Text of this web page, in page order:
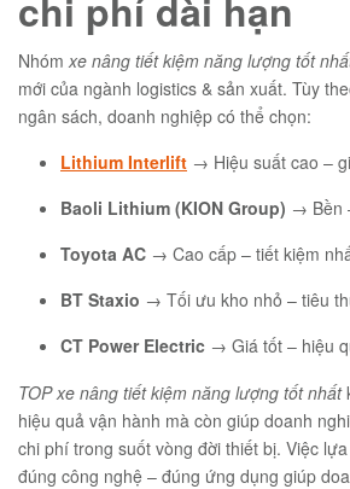
Nhóm xe nâng tiết kiệm năng lượng tốt
mới của ngành logistics & sản xuất. Tùy
ngân sách, doanh nghiệp có thể chọn:
Lithium Interlift → Hiệu suất cao –
Baoli Lithium (KION Group) → Bền
Toyota AC → Cao cấp – tiết kiệm
BT Staxio → Tối ưu kho nhỏ – tiêu
CT Power Electric → Giá tốt – hiệu
TOP xe nâng tiết kiệm năng lượng tốt nhất
hiệu quả vận hành mà còn giúp doanh
chi phí trong suốt vòng đời thiết bị. Việc
đúng công nghệ – đúng ứng dụng giúp